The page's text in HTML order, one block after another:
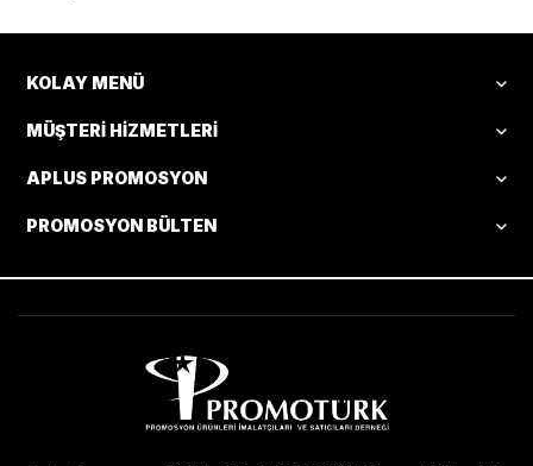
KOLAY MENÜ
MÜŞTERI HIZMETLERI
APLUS PROMOSYON
PROMOSYON BÜLTEN